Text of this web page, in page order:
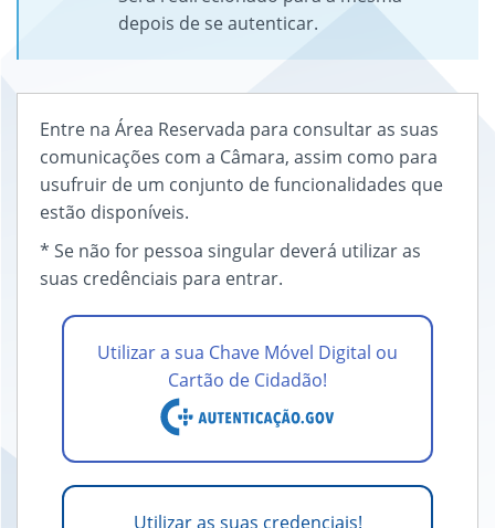
depois de se autenticar.
Entre na Área Reservada para consultar as suas
comunicações com a Câmara, assim como para
usufruir de um conjunto de funcionalidades que
estão disponíveis.
* Se não for pessoa singular deverá utilizar as
suas credênciais para entrar.
Utilizar a sua Chave Móvel Digital ou
Cartão de Cidadão!
Utilizar as suas credenciais!